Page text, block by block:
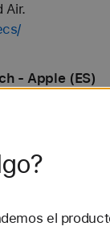
Air.
- Apple (ES)
modelos
el
el